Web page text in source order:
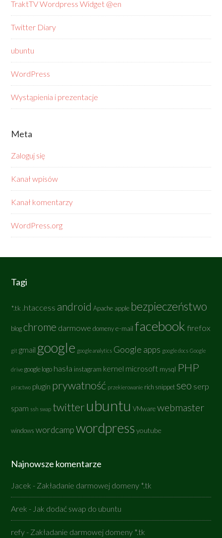
TraktTV Wordpress Widget @en
Twitter Diary
ubuntu
WordPress
Wystąpienia i prezentacje
Meta
Zaloguj się
Kanał wpisów
Kanał komentarzy
WordPress.org
Tagi
*.tk .htaccess android Apache apple bezpieczeństwo
blog chrome darmowe domeny e-mail facebook firefox
git gmail google google analytics Google apps google docs Google
drive google logo hasła instagram kernel microsoft mysql PHP
piractwo plugin prywatność przekierowanie rich snippet seo serp
spam ssh swap twitterubuntu VMware webmaster
windows wordcamp wordpress youtube
Najnowsze komentarze
Jacek - Zakładanie darmowej domeny *.tk
Arek - Jak dodać swap do ubuntu
refy - Zakładanie darmowej domeny *.tk